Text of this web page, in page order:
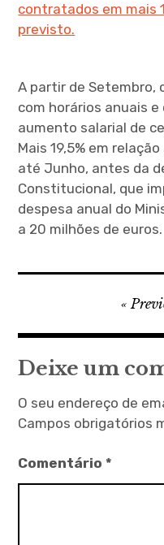
contratados em mais
previsto.
A partir de
com horários anuais
aumento salarial de
Mais 19,5% em
até Junho, antes da
Constitucional, que
despesa anual do
a 20 milhões de euros.
Navegação
de
artigos
Deixe um
O seu endereço de
Campos obrigatórios
Comentário*